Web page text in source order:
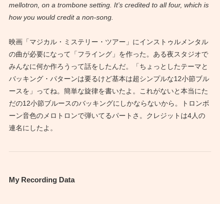
mellotron, on a trombone setting. It’s credited to all four, which is
how you would credit a non-song.
映画「マジカル・ミステリー・ツアー」にインストゥルメンタル
の曲が必要になって「フライング」を作った。ある夜スタジオで
みんなに何か作ろうって話をしたんだ。「ちょっとしたテーマと
バッキング・パターンは要るけど基本は超シンプルな12小節ブル
ースを」ってね。簡単な旋律を書いたよ。これがないと本当にた
だの12小節ブルースのバッキングにしかならないから。トロンボ
ーン音色のメロトロンで弾いてるパートさ。クレジットは4人の
連名にしたよ。
My Recording Data